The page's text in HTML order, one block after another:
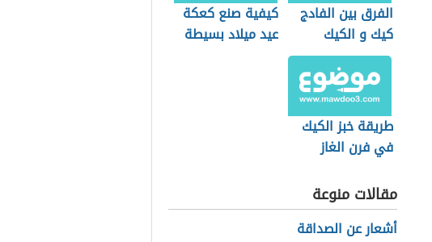
الفرق بين الفادج
كيك و الكيك
العادي
كيفية صنع كعكة
عيد ميلاد بسيطة
طريقة خبز الكيك
في فرن الغاز
مقالات منوعة
أشعار عن الصداقة